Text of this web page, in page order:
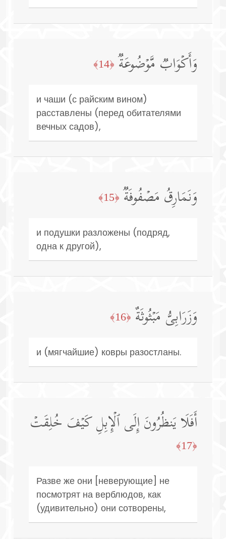
وَأَكۡوَابࣱ مَّوۡضُوعَةࣱ ﴿14﴾
и чаши (с райским вином)
расставлены (перед обитателями
вечных садов),
وَنَمَارِقُ مَصۡفُوفَةࣱ ﴿15﴾
и подушки разложены (подряд,
одна к другой),
وَزَرَابِیُّ مَبۡثُوثَةٌ ﴿16﴾
и (мягчайшие) ковры разостланы.
أَفَلَا یَنظُرُونَ إِلَى ٱلۡإِبِلِ كَیۡفَ خُلِقَتۡ
﴿17﴾
Разве же они [неверующие] не
посмотрят на верблюдов, как
(удивительно) они сотворены,